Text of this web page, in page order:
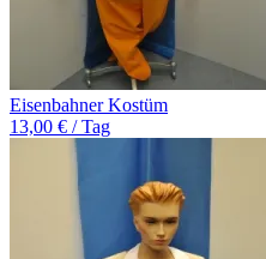
Eisenbahner Kostüm
13,00 € / Tag